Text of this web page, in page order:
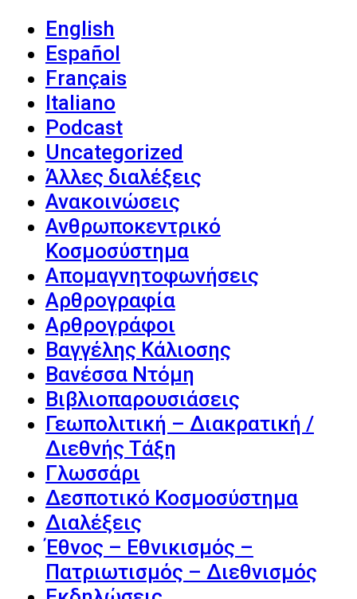
English
Español
Français
Italiano
Podcast
Uncategorized
Άλλες διαλέξεις
Ανακοινώσεις
Ανθρωποκεντρικό
Κοσμοσύστημα
Απομαγνητοφωνήσεις
Αρθρογραφία
Αρθρογράφοι
Βαγγέλης Κάλιοσης
Βανέσσα Ντόμη
Βιβλιοπαρουσιάσεις
Γεωπολιτική – Διακρατική /
Διεθνής Τάξη
Γλωσσάρι
Δεσποτικό Κοσμοσύστημα
Διαλέξεις
Έθνος – Εθνικισμός –
Πατριωτισμός – Διεθνισμός